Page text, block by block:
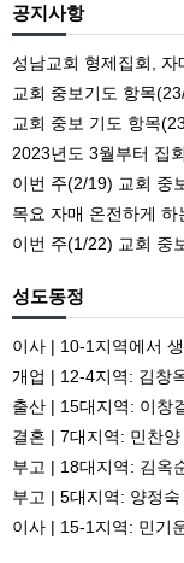
공지사항
성남교회 형제집회,
교회 중보기도 항목
교회 중보 기도 항목
2023년도 3월부터 집
이번 주(2/19) 교회 중
목요 자매 온전하게
이번 주(1/22) 교회 중
성도동정
이사 | 10-1지역에서 생
개업 | 12-4지역: 김창
출산 | 15대지역: 이창
결혼 | 7대지역: 민찬양
부고 | 18대지역: 김옥
부고 | 5대지역: 양정
이사 | 15-1지역: 민기